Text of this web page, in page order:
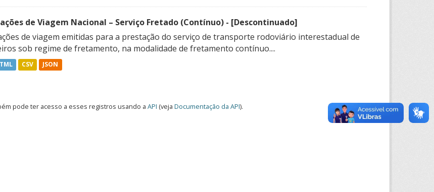
de Viagem Nacional – Serviço Fretado (Contínuo) - [Descontinuado]
de viagem emitidas para a prestação do serviço de transporte rodoviário interestadual de
sob regime de fretamento, na modalidade de fretamento contínuo....
CSV JSON
pode ter acesso a esses registros usando a API (veja Documentação da API).